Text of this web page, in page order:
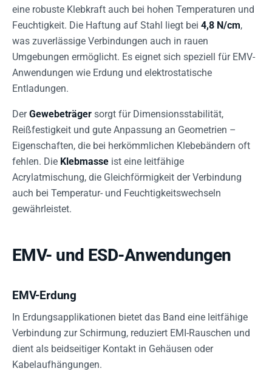
eine robuste Klebkraft auch bei hohen Temperaturen und
Feuchtigkeit. Die Haftung auf Stahl liegt bei 4,8 N/cm,
was zuverlässige Verbindungen auch in rauen
Umgebungen ermöglicht. Es eignet sich speziell für EMV-
Anwendungen wie Erdung und elektrostatische
Entladungen.
DerGewebeträger sorgt für Dimensionsstabilität,
Reißfestigkeit und gute Anpassung an Geometrien –
Eigenschaften, die bei herkömmlichen Klebebändern oft
fehlen. Die Klebmasse ist eine leitfähige
Acrylatmischung, die Gleichförmigkeit der Verbindung
auch bei Temperatur- und Feuchtigkeitswechseln
gewährleistet.
EMV- und ESD-Anwendungen
EMV-Erdung
In Erdungsapplikationen bietet das Band eine leitfähige
Verbindung zur Schirmung, reduziert EMI-Rauschen und
dient als beidseitiger Kontakt in Gehäusen oder
Kabelaufhängungen.